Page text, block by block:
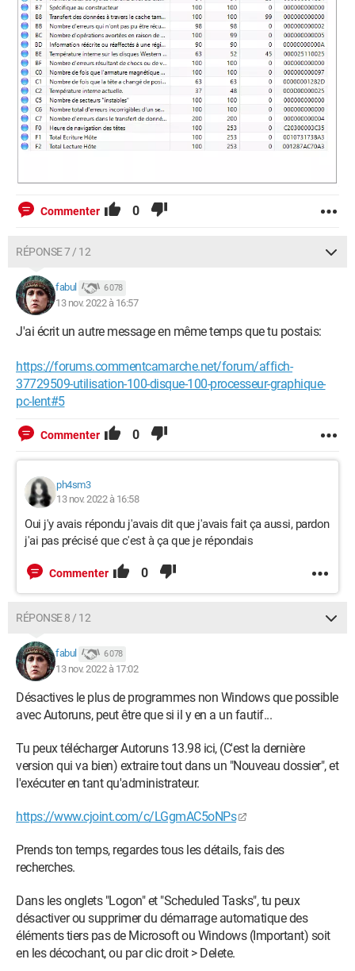
Commenter 0
RÉPONSE 7 / 12
fabul 6 078
13 nov. 2022 à 16:57
J'ai écrit un autre message en même temps que tu postais:
https://forums.commentcamarche.net/forum/affich-
37729509-utilisation-100-disque-100-processeur-graphique-
pc-lent#5
Commenter 0
ph4sm3
13 nov. 2022 à 16:58
Oui j'y avais répondu j'avais dit que j'avais fait ça aussi, pardon
j'ai pas précisé que c'est à ça que je répondais
Commenter 0
RÉPONSE 8 / 12
fabul 6 078
13 nov. 2022 à 17:02
Désactives le plus de programmes non Windows que possible
avec Autoruns, peut être que si il y en a un fautif...
Tu peux télécharger Autoruns 13.98 ici, (C'est la dernière
version qui va bien) extraire tout dans un "Nouveau dossier", et
l'exécuter en tant qu'administrateur.
https://www.cjoint.com/c/LGgmAC5oNPs
Prends ton temps, regardes tous les détails, fais des
recherches.
Dans les onglets "Logon" et "Scheduled Tasks", tu peux
désactiver ou supprimer du démarrage automatique des
éléments tiers pas de Microsoft ou Windows (Important) soit
en les décochant, ou par clic droit > Delete.